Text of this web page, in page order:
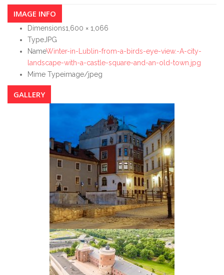
IMAGE INFO
Dimensions1,600 × 1,066
Type JPG
NameWinter-in-Lublin-from-a-birds-eye-view.-A-city-
landscape-with-a-castle-square-and-an-old-town.jpg
Mime Typeimage/jpeg
GALLERY